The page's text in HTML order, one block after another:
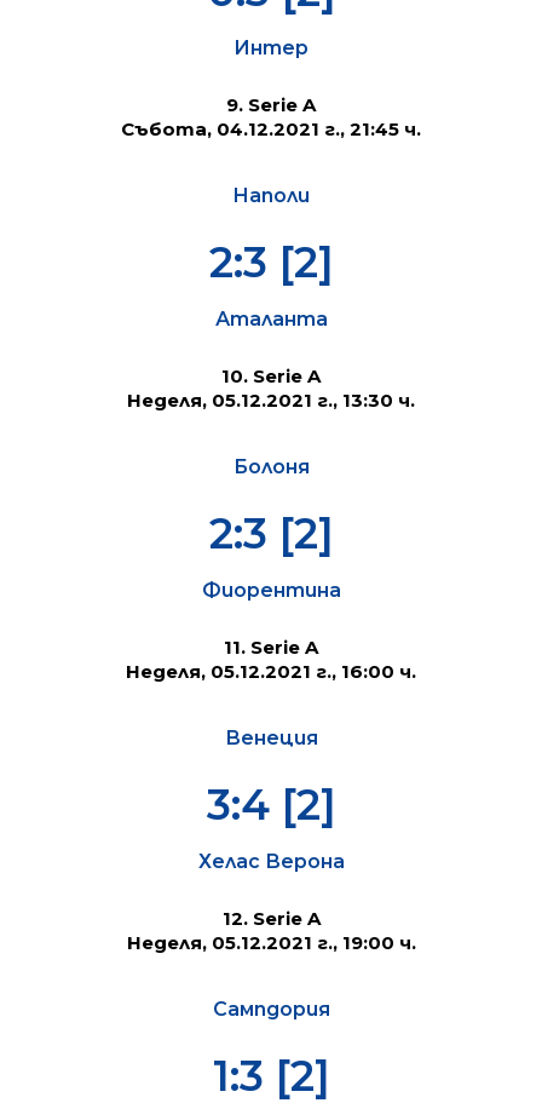
Интер
9. Serie A
Събота, 04.12.2021 г., 21:45 ч.
Наполи
2:3 [2]
Аталанта
10. Serie A
Неделя, 05.12.2021 г., 13:30 ч.
Болоня
2:3 [2]
Фиорентина
11. Serie A
Неделя, 05.12.2021 г., 16:00 ч.
Венеция
3:4 [2]
Хелас Верона
12. Serie A
Неделя, 05.12.2021 г., 19:00 ч.
Сампдория
1:3 [2]